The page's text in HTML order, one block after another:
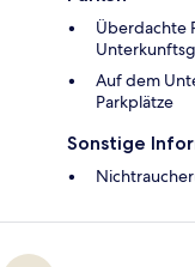
Überdachte
Auf dem
Parkplätze
Sonstige